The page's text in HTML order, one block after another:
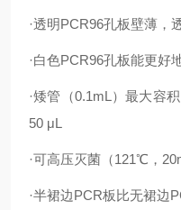
·透明PCR96孔板壁薄，
·白色PCR96孔板能更好
·矮管（0.1mL）最大容
50 μL
·可高压灭菌（121℃，
·半裙边PCR板比无裙边